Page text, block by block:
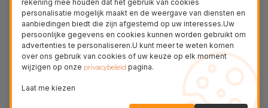
Drie-laagse bescherming met de
siliconen kappen
Onze iPhone siliconen hoesjes hebben een
robuuste, kwalitatieve constructie met een
drielaagse constructie om ongelukken en
rekening mee houden dat het gebruik van cookies
personalisatie mogelijk maakt en de weergave van diensten en
aanbiedingen biedt die zijn afgestemd op uw interesses.Uw
persoonlijke gegevens en cookies kunnen worden gebruikt om
advertenties te personaliseren.U kunt meer te weten komen
over ons gebruik van cookies of uw keuze op elk moment
wijzigen op onze privacybeleid pagina.
Laat me kiezen